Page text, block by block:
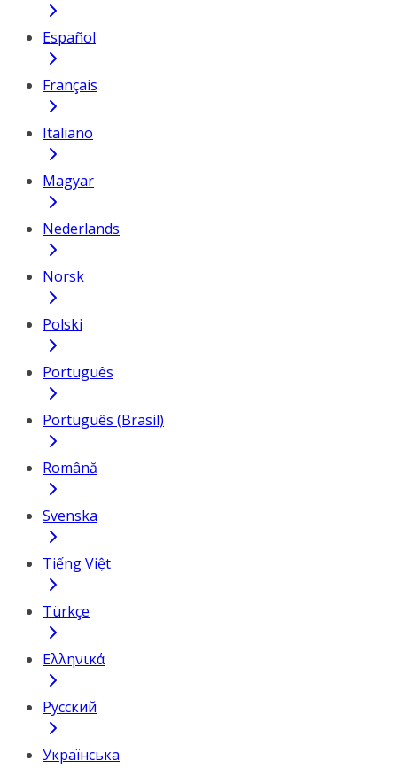
Español
Français
Italiano
Magyar
Nederlands
Norsk
Polski
Português
Português (Brasil)
Română
Svenska
Tiếng Việt
Türkçe
Ελληνικά
Русский
Українська